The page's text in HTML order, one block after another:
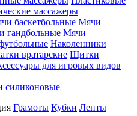
массажеры
баскетбольные Мячи
гандбольные Мячи
Наколенники
вратарские Щитки
для игровых видов
силиконовые
Грамоты Кубки Ленты